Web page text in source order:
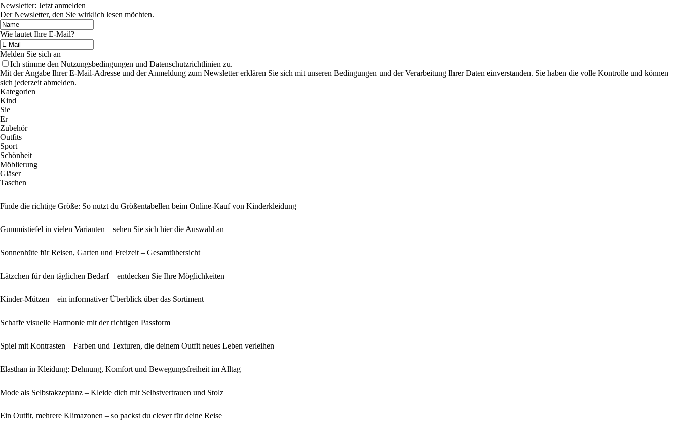
Newsletter: Jetzt anmelden
Der Newsletter, den Sie wirklich lesen möchten.
Wie lautet Ihre E-Mail?
Melden Sie sich an
Ich stimme den Nutzungsbedingungen und Datenschutzrichtlinien zu.
Mit der Angabe Ihrer E-Mail-Adresse und der Anmeldung zum Newsletter erklären Sie sich mit unseren Bedingungen und der Verarbeitung Ihrer Daten einverstanden. Sie haben die volle Kontrolle und können
sich jederzeit abmelden.
Kategorien
Kind
Sie
Er
Zubehör
Outfits
Sport
Schönheit
Möblierung
Gläser
Taschen
Finde die richtige Größe: So nutzt du Größentabellen beim Online-Kauf von Kinderkleidung
Gummistiefel in vielen Varianten – sehen Sie sich hier die Auswahl an
Sonnenhüte für Reisen, Garten und Freizeit – Gesamtübersicht
Lätzchen für den täglichen Bedarf – entdecken Sie Ihre Möglichkeiten
Kinder-Mützen – ein informativer Überblick über das Sortiment
Schaffe visuelle Harmonie mit der richtigen Passform
Spiel mit Kontrasten – Farben und Texturen, die deinem Outfit neues Leben verleihen
Elasthan in Kleidung: Dehnung, Komfort und Bewegungsfreiheit im Alltag
Mode als Selbstakzeptanz – Kleide dich mit Selbstvertrauen und Stolz
Ein Outfit, mehrere Klimazonen – so packst du clever für deine Reise